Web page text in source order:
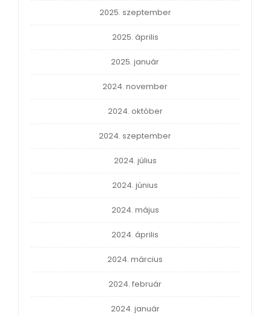
2025. szeptember
2025. április
2025. január
2024. november
2024. október
2024. szeptember
2024. július
2024. június
2024. május
2024. április
2024. március
2024. február
2024. január